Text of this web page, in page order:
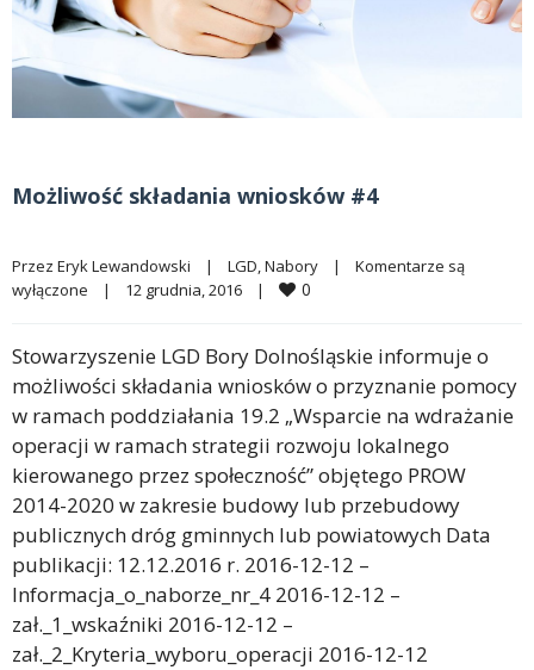
Możliwość składania wniosków #4
Przez Eryk Lewandowski | LGD, Nabory |
Komentarze są
wyłączone
| 12 grudnia, 2016 | 0
Stowarzyszenie LGD Bory Dolnośląskie informuje o
możliwości składania wniosków o przyznanie pomocy
w ramach poddziałania 19.2 „Wsparcie na wdrażanie
operacji w ramach strategii rozwoju lokalnego
kierowanego przez społeczność” objętego PROW
2014-2020 w zakresie budowy lub przebudowy
publicznych dróg gminnych lub powiatowych Data
publikacji: 12.12.2016 r. 2016-12-12 –
Informacja_o_naborze_nr_4 2016-12-12 –
zał._1_wskaźniki 2016-12-12 –
zał._2_Kryteria_wyboru_operacji 2016-12-12